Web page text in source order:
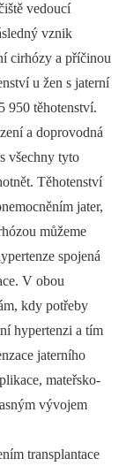
vedoucí
vznik
cirhózy a příčinou
u žen s jaterní
950 těhotenství.
a doprovodná
všechny tyto
Těhotenství
jater,
můžeme
spojená
V obou
kdy potřeby
hypertenzi a tím
jaterního
mateřsko-
vývojem
transplantace